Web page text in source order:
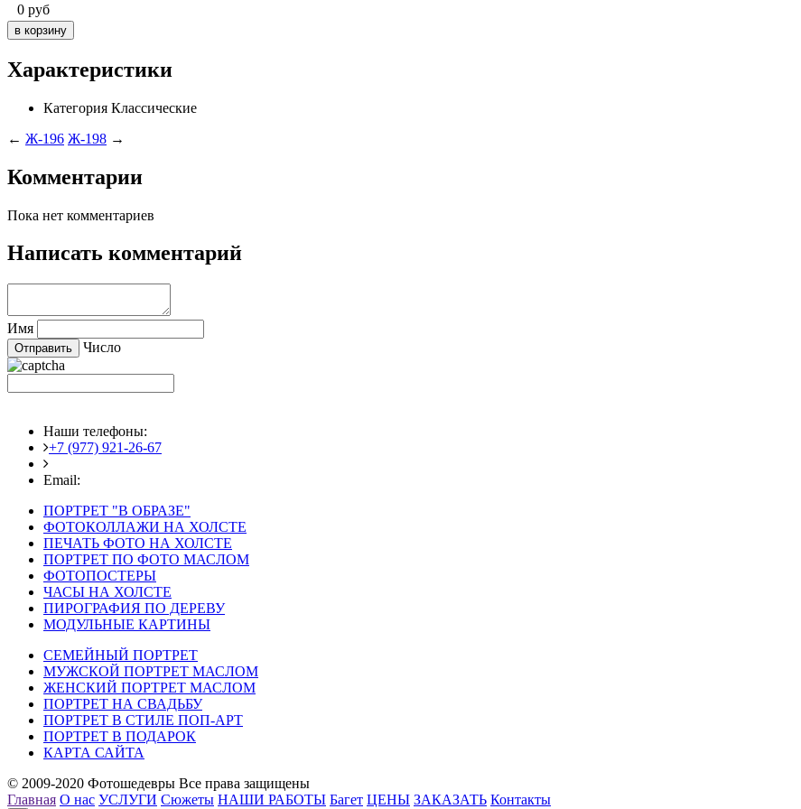
0 руб
Характеристики
Категория Классические
← Ж-196 Ж-198 →
Комментарии
Пока нет комментариев
Написать комментарий
Имя
Число
Наши телефоны:
+7 (977) 921-26-67
Email:
ПОРТРЕТ "В ОБРАЗЕ"
ФОТОКОЛЛАЖИ НА ХОЛСТЕ
ПЕЧАТЬ ФОТО НА ХОЛСТЕ
ПОРТРЕТ ПО ФОТО МАСЛОМ
ФОТОПОСТЕРЫ
ЧАСЫ НА ХОЛСТЕ
ПИРОГРАФИЯ ПО ДЕРЕВУ
МОДУЛЬНЫЕ КАРТИНЫ
СЕМЕЙНЫЙ ПОРТРЕТ
МУЖСКОЙ ПОРТРЕТ МАСЛОМ
ЖЕНСКИЙ ПОРТРЕТ МАСЛОМ
ПОРТРЕТ НА СВАДЬБУ
ПОРТРЕТ В СТИЛЕ ПОП-АРТ
ПОРТРЕТ В ПОДАРОК
КАРТА САЙТА
© 2009-2020 Фотошедевры Все права защищены
Главная О нас УСЛУГИ Сюжеты НАШИ РАБОТЫ Багет ЦЕНЫ ЗАКАЗАТЬ Контакты